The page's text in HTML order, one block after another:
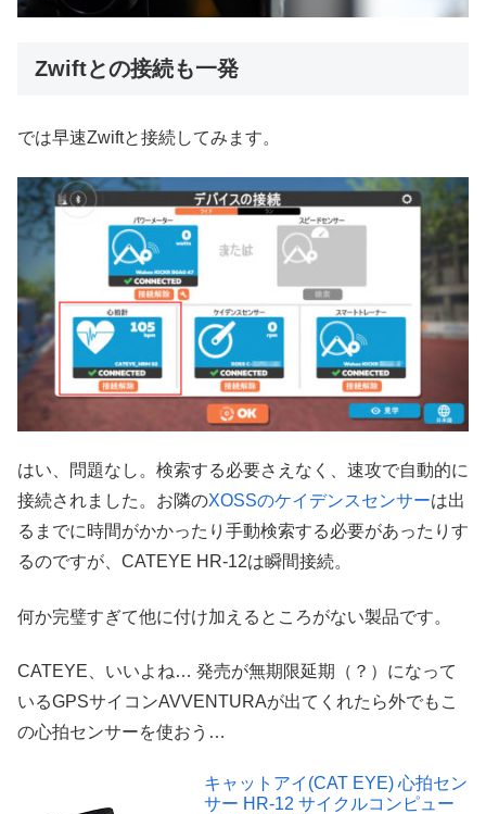
Zwiftとの接続も一発
では早速Zwiftと接続してみます。
はい、問題なし。検索する必要さえなく、速攻で自動的に
接続されました。お隣のXOSSのケイデンスセンサーは出
るまでに時間がかかったり手動検索する必要があったりす
るのですが、CATEYE HR-12は瞬間接続。
何か完璧すぎて他に付け加えるところがない製品です。
CATEYE、いいよね… 発売が無期限延期（？）になって
いるGPSサイコンAVVENTURAが出てくれたら外でもこ
の心拍センサーを使おう…
キャットアイ(CAT EYE) 心拍セン
サー HR-12 サイクルコンピュー